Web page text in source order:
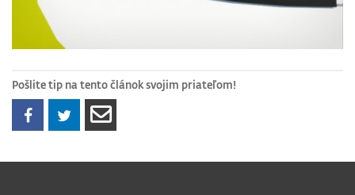
Pošlite tip na tento článok svojim priateľom!